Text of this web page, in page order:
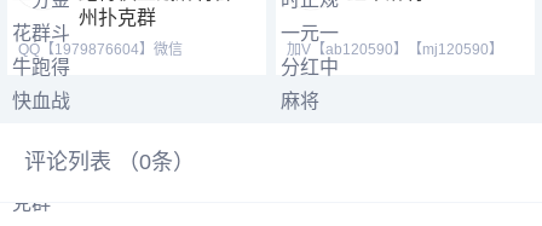
州扑克群
QQ【1979876604】微信
【2416921397】 跑得快群亲友圈
加V【ab120590】【mj120590】
【hf420624】我在等一个
评论列表 （0条）